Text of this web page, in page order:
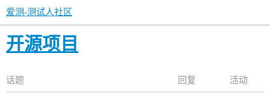
爱测-测试人社区
开源项目
话题 回复 活动